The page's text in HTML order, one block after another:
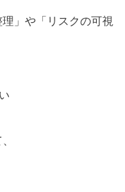
」や「リスクの可視